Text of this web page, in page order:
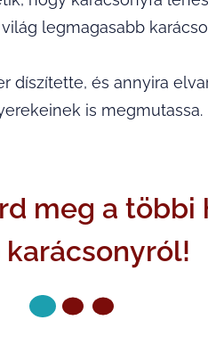
legmagasabb
díszítette, és annyira
is megmutassa.
meg a
karácsonyról!